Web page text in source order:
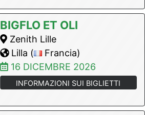
BIGFLO ET OLI
Zenith Lille
Lilla (
Francia)
16 DICEMBRE 2026
INFORMAZIONI SUI BIGLIETTI